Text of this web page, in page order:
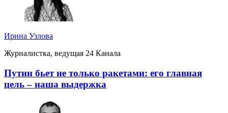
Ирина Узлова
Журналистка, ведущая 24 Канала
Путин бьет не только ракетами: его главная
цель – наша выдержка